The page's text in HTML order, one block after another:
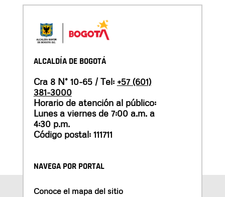
ALCALDÍA DE BOGOTÁ
Cra 8 N° 10-65 / Tel: +57 (601)
381-3000
Horario de atención al público:
Lunes a viernes de 7:00 a.m. a
4:30 p.m.
Código postal: 111711
NAVEGA POR PORTAL
Conoce el mapa del sitio